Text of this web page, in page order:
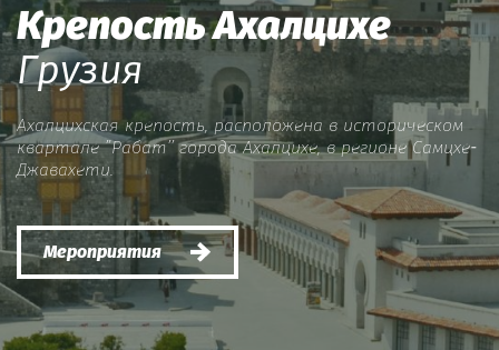
Крепость Ахалцихе
Грузия
Ахалцихская крепость, расположена в историческом
квартале ”Рабат’’ города Ахалцихе, в регионе Самцхе-
Джавахети.
Мероприятия